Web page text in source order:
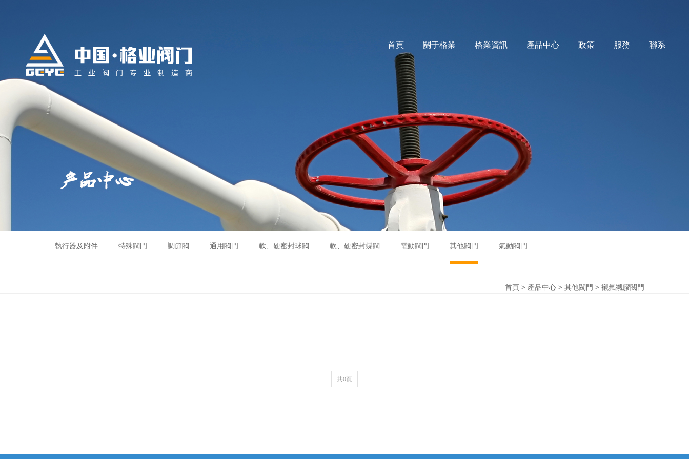
首頁 關于格業 格業資訊 產品中心 政策 服務 聯系
執行器及附件 特殊閥門 調節閥 通用閥門 軟、硬密封球閥 軟、硬密封蝶閥 電動閥門 其他閥門 氣動閥門
首頁 > 產品中心 > 其他閥門 > 襯氟襯膠閥門
共0頁